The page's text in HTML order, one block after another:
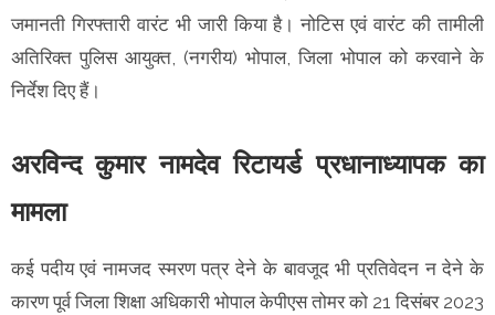
जमानती गिरफ्तारी वारंट भी जारी किया है। नोटिस एवं वारंट की तामीली
अतिरिक्त पुलिस आयुक्त, (नगरीय) भोपाल, जिला भोपाल को करवाने के
निर्देश दिए हैं।
अरविन्द कुमार नामदेव रिटायर्ड प्रधानाध्यापक का
मामला
कई पदीय एवं नामजद स्मरण पत्र देने के बावजूद भी प्रतिवेदन न देने के
कारण पूर्व जिला शिक्षा अधिकारी भोपाल केपीएस तोमर को 21 दिसंबर 2023